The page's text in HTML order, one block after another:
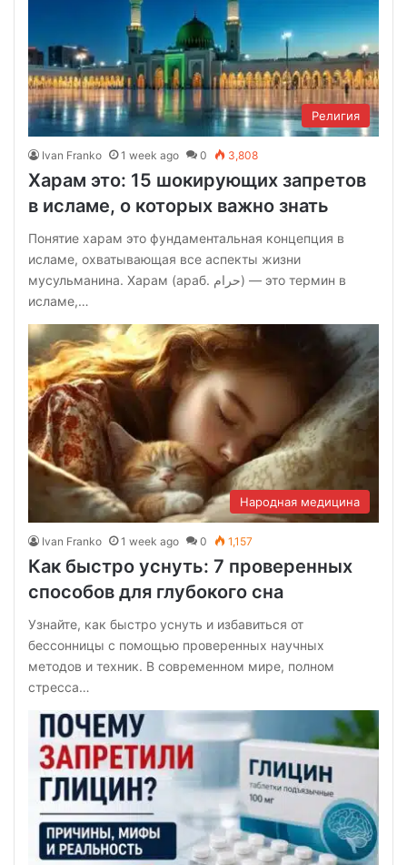
Религия
Ivan Franko 1 week ago 0 3,808
Харам это: 15 шокирующих запретов
в исламе, о которых важно знать
Понятие харам это фундаментальная концепция в
исламе, охватывающая все аспекты жизни
мусульманина. Харам (араб. حرام‎) — это термин в
исламе,…
Народная медицина
Ivan Franko 1 week ago 0 1,157
Как быстро уснуть: 7 проверенных
способов для глубокого сна
Узнайте, как быстро уснуть и избавиться от
бессонницы с помощью проверенных научных
методов и техник. В современном мире, полном
стресса…